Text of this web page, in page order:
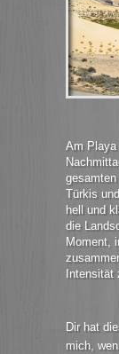
Am Playa
Türkis
hell und
die
Moment,
Intensität
Dir hat
mich,